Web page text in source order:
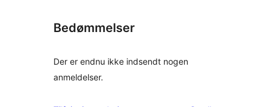
Bedømmelser
Der er endnu ikke indsendt nogen
anmeldelser.